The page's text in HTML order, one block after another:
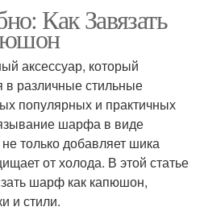
Как Завязать
аксессуар, который
в различные стильные
популярных и практичных
шарфа в виде
только добавляет шика
от холода. В этой статье
шарф как капюшон,
и стили.